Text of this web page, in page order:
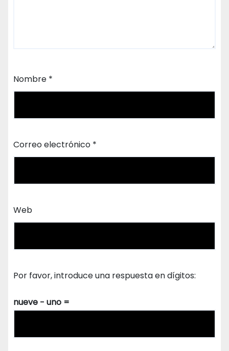
Nombre *
Correo electrónico *
Web
Por favor, introduce una respuesta en dígitos:
nueve − uno =